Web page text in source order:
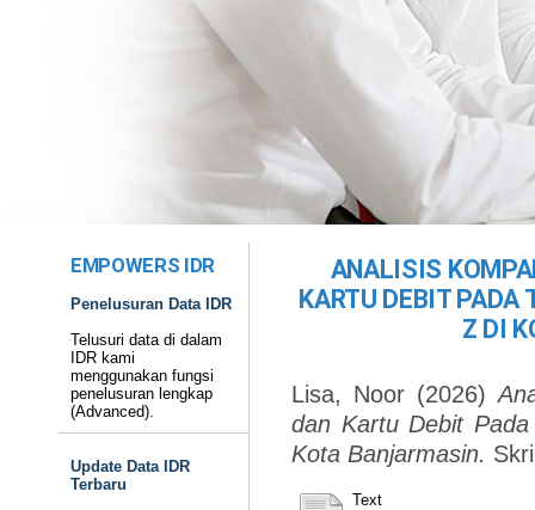
EMPOWERS IDR
Penelusuran Data IDR
Telusuri data di dalam
IDR kami
menggunakan fungsi
penelusuran lengkap
(Advanced).
Update Data IDR
Terbaru
ANALISIS
KARTU DEBIT PADA
Z DI
Lisa, Noor(2026)
dan Kartu Debit
Kota Banjarmasin.
Text